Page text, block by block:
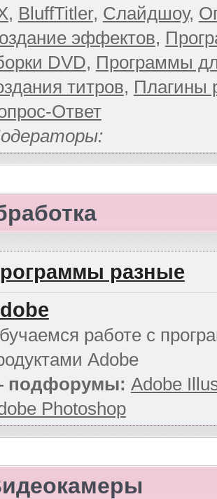
, BluffTitler, Слайдшоу,
эффектов,
DVD, Программы
титров, Плагины
Ответ
разные
работе с
Adobe
подфорумы: Adobe
Photoshop